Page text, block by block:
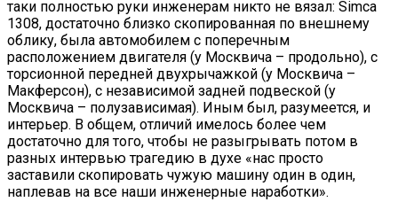
таки полностью руки инженерам никто не вязал: Simca
1308, достаточно близко скопированная по внешнему
облику, была автомобилем с поперечным
расположением двигателя (у Москвича – продольно), с
торсионной передней двухрычажкой (у Москвича –
Макферсон), с независимой задней подвеской (у
Москвича – полузависимая). Иным был, разумеется, и
интерьер. В общем, отличий имелось более чем
достаточно для того, чтобы не разыгрывать потом в
разных интервью трагедию в духе «нас просто
заставили скопировать чужую машину один в один,
наплевав на все наши инженерные наработки».